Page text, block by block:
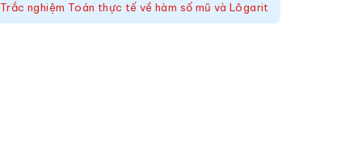
Trắc nghiệm Toán thực tế về hàm số mũ và Lôgarit